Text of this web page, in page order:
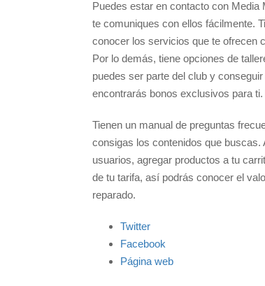
Puedes estar en contacto con
te comuniques con ellos fácilmente.
conocer los servicios que te ofrecen
Por lo demás, tiene opciones de
puedes ser parte del club y
encontrarás bonos exclusivos para
Tienen un manual de preguntas
consigas los contenidos que
usuarios, agregar productos a tu
de tu tarifa, así podrás conocer el
reparado.
Twitter
Facebook
Página web